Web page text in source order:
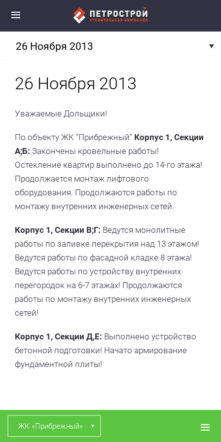
26 Ноября 2013
26 Ноября 2013
Уважаемые Дольщики!
По объекту ЖК "Прибрежный" Корпус 1, Секции
А;Б: Закончены кровельные работы!
Остекление квартир выполнено до 14-го этажа!
Продолжается монтаж лифтового
оборудования. Продолжаются работы по
монтажу внутренних инженерных сетей.
Корпус 1, Секции В;Г: Ведутся монолитные
работы по заливке перекрытия над 13 этажом!
Ведутся работы по фасадной кладке 8 этажа!
Ведутся работы по устройству внутренних
перегородок на 6-7 этажах! Продолжаются
работы по монтажу внутренних инженерных
сетей!
Корпус 1, Секции Д,Е: Выполнено устройство
бетонной подготовки! Начато армирование
фундаментной плиты!
ЖК «Прибрежный»